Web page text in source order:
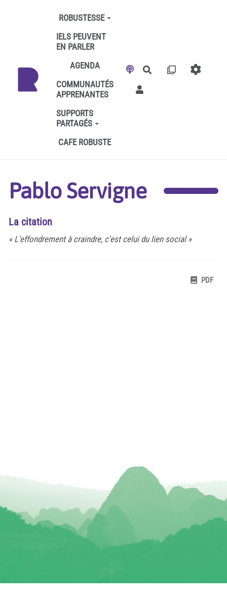
Aller au contenu principal
ROBUSTESSE
IELS PEUVENT
EN PARLER
AGENDA
COMMUNAUTÉS
APPRENANTES
SUPPORTS
PARTAGÉS
CAFE ROBUSTE
Rechercher
Pablo Servigne
La citation
« L'effondrement à craindre, c'est celui du lien social »
PDF